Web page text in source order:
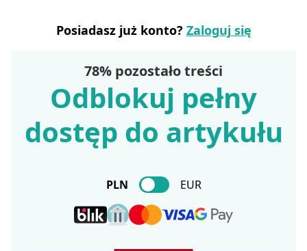
Posiadasz już konto? Zaloguj się
78% pozostało treści
Odblokuj pełny
dostęp do artykułu
PLN EUR